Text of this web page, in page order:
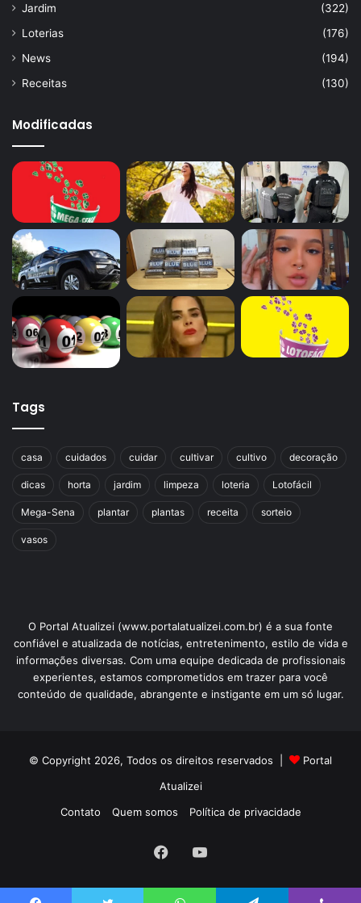
Jardim
(322)
Loterias
(176)
News
(194)
Receitas
(130)
Modificadas
Tags
casa cuidados cuidar cultivar cultivo decoração
dicas horta jardim limpeza loteria Lotofácil
Mega-Sena plantar plantas receita sorteio
vasos
O Portal Atualizei (www.portalatualizei.com.br) é a sua fonte
confiável e atualizada de notícias, entretenimento, estilo de vida e
informações diversas. Com uma equipe dedicada de profissionais
experientes, estamos comprometidos em trazer para você
conteúdo de qualidade, abrangente e instigante em um só lugar.
© Copyright 2026, Todos os direitos reservados |
Portal
Atualizei
Contato
Quem somos Política de privacidade
FacebookYouTube